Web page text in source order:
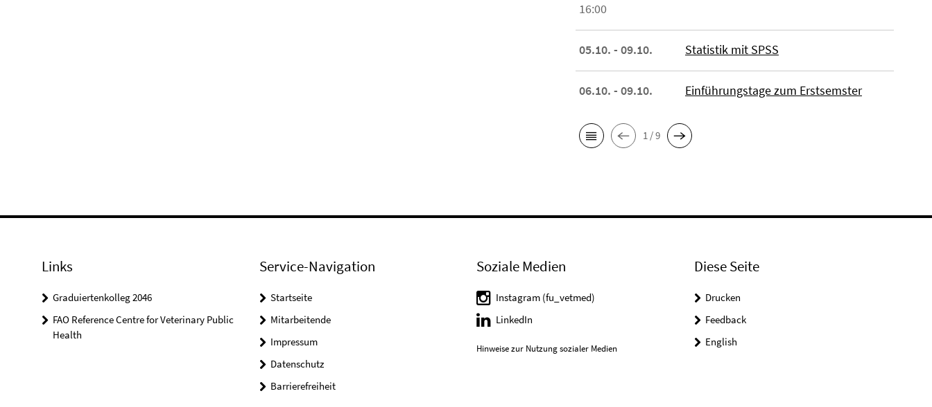
16:00
05.10. - 09.10. Statistik mit SPSS
06.10. - 09.10. Einführungstage zum Erstsemster
1 / 9
Links
Graduiertenkolleg 2046
FAO Reference Centre for Veterinary Public
Health
Service-Navigation
Startseite
Mitarbeitende
Impressum
Datenschutz
Barrierefreiheit
Soziale Medien
Instagram (fu_vetmed)
LinkedIn
Hinweise zur Nutzung sozialer Medien
Diese Seite
Drucken
Feedback
English